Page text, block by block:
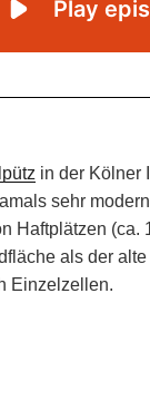
in der Kölner
sehr
Haftplätzen (ca.
als der alte
Einzelzellen.